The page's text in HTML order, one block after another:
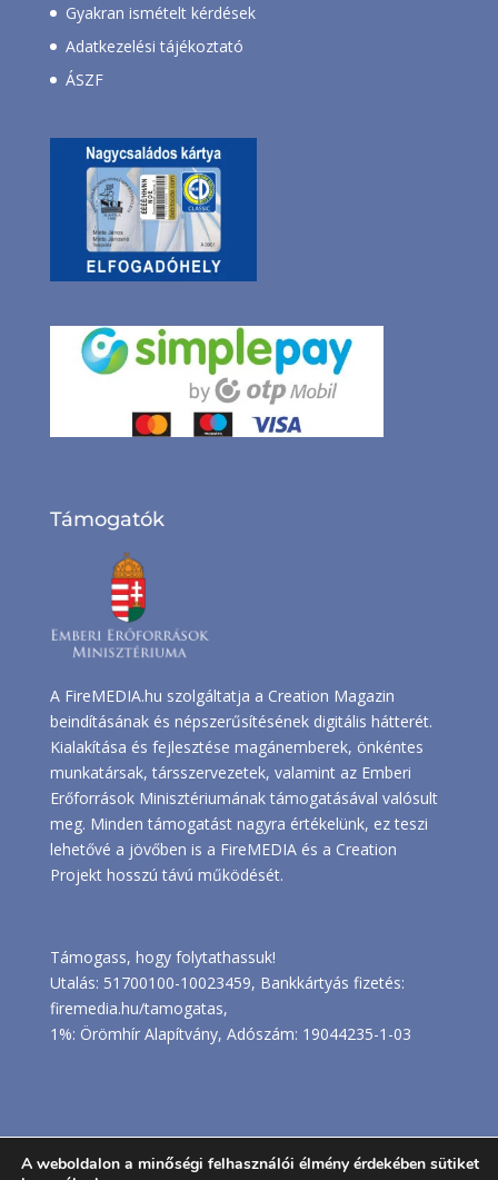
Gyakran ismételt kérdések
Adatkezelési tájékoztató
ÁSZF
Támogatók
A FireMEDIA.hu szolgáltatja a Creation Magazin
beindításának és népszerűsítésének digitális hátterét.
Kialakítása és fejlesztése magánemberek, önkéntes
munkatársak, társszervezetek, valamint az Emberi
Erőforrások Minisztériumának támogatásával valósult
meg. Minden támogatást nagyra értékelünk, ez teszi
lehetővé a jövőben is a FireMEDIA és a Creation
Projekt hosszú távú működését.
Támogass, hogy folytathassuk!
Utalás: 51700100-10023459, Bankkártyás fizetés:
firemedia.hu/tamogatas,
1%: Örömhír Alapítvány, Adószám: 19044235-1-03
Próbaüzem. Az esetleges működési kellemetlenségek
A weboldalon a minőségi felhasználói élmény érdekében sütiket